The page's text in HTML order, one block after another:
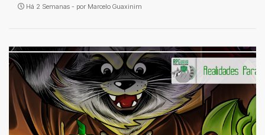
Há 2 Semanas - por Marcelo Guaxinim